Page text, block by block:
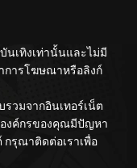
นเทิงเท่านั้นและไม่มี
การโฆษณาหรือลิงก์
วมจากอินเทอร์เน็ต
งค์กรของคุณมีปัญหา
กรุณาติดต่อเราเพื่อ